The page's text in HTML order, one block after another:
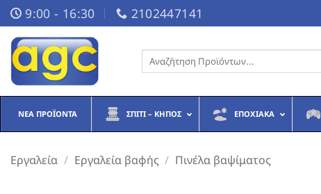
Μετάβαση
στο
περιεχόμενο
9:00 - 16:30 2102447141
Αναζήτηση
ΝΈΑ ΠΡΟΪΌΝΤΑ ΣΠΊΤΙ – ΚΉΠΟΣ ΕΠΟΧΙΑΚΆ
Εργαλεία / Εργαλεία βαφής / Πινέλα βαψίματος